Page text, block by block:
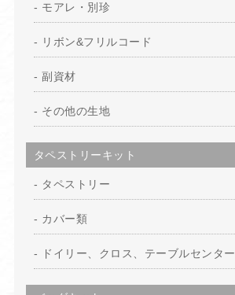
モアレ・別珍
リボン&フリルコード
副資材
その他の生地
タペストリーキット
タペストリー
カバー類
ドイリー、クロス、テーブルセンター